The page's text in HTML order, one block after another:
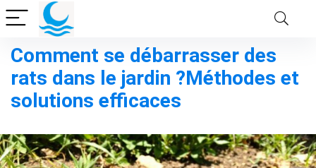
Comment se débarrasser des
rats dans le jardin ?Méthodes et
solutions efficaces